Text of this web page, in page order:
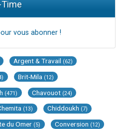
vous abonner !
Argent & Travail (62)
Brit-Mila (12)
(471) Chavouot (24)
(13) Chiddoukh (7)
du Omer (5) Conversion (12)